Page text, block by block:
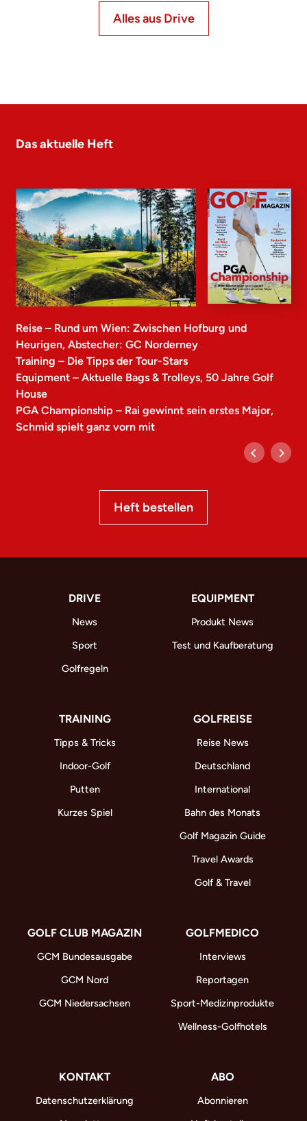
Alles aus Drive
Das aktuelle Heft
Reise – Rund um Wien: Zwischen Hofburg und
Heurigen, Abstecher: GC Norderney
Training – Die Tipps der Tour-Stars
Equipment – Aktuelle Bags & Trolleys, 50 Jahre Golf
House
PGA Championship – Rai gewinnt sein erstes Major,
Schmid spielt ganz vorn mit
Heft bestellen
DRIVE
News
Sport
Golfregeln
EQUIPMENT
Produkt News
Test und Kaufberatung
TRAINING
Tipps & Tricks
Indoor-Golf
Putten
Kurzes Spiel
GOLFREISE
Reise News
Deutschland
International
Bahn des Monats
Golf Magazin Guide
Travel Awards
Golf & Travel
GOLF CLUB MAGAZIN
GCM Bundesausgabe
GCM Nord
GCM Niedersachsen
GOLFMEDICO
Interviews
Reportagen
Sport-Medizinprodukte
Wellness-Golfhotels
KONTAKT
Datenschutzerklärung
ABO
Abonnieren